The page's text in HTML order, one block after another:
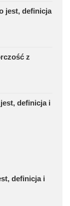
jest, definicja
z
jest, definicja i
definicja i